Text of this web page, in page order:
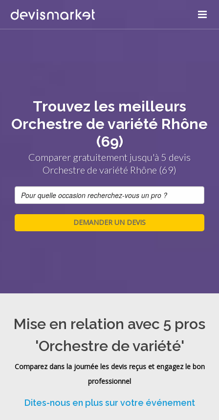
Trouvez les meilleurs
Orchestre de variété Rhône
(69)
Comparer gratuitement jusqu'à 5 devis
Orchestre de variété Rhône (69)
Mise en relation avec 5 pros
'Orchestre de variété'
Comparez dans la journée les devis reçus et engagez le bon
professionnel
Dites-nous en plus sur votre événement